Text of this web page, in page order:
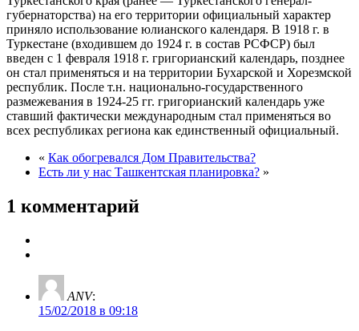
губернаторства) на его территории официальный характер
приняло использование юлианского календаря. В 1918 г. в
Туркестане (входившем до 1924 г. в состав РСФСР) был
введен с 1 февраля 1918 г. григорианский календарь, позднее
он стал применяться и на территории Бухарской и Хорезмской
республик. После т.н. национально-государственного
размежевания в 1924-25 гг. григорианский календарь уже
ставший фактически международным стал применяться во
всех республиках региона как единственный официальный.
« Как обогревался Дом Правительства?
Есть ли у нас Ташкентская планировка? »
1 комментарий
ANV:
15/02/2018 в 09:18